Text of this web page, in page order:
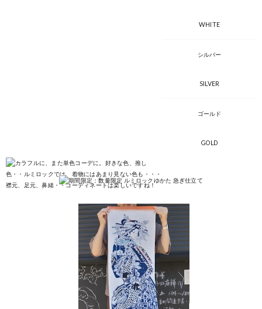
WHITE
シルバー
SILVER
ゴールド
GOLD